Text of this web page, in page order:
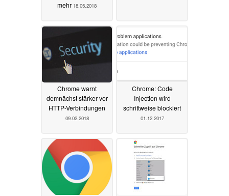
mehr 18.05.2018
Chrome warnt
demnächst stärker vor
HTTP-Verbindungen
09.02.2018
Chrome: Code
Injection wird
schrittweise blockiert
01.12.2017